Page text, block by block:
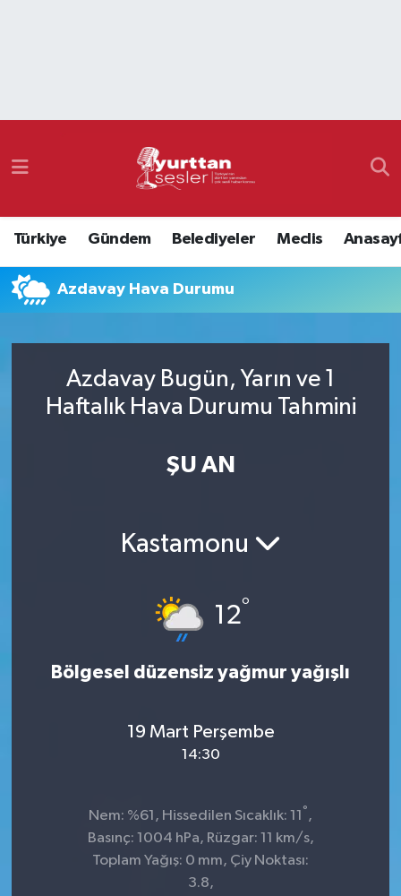
Türkiye Gündem Belediyeler Meclis
Azdavay Hava Durumu
Azdavay Bugün, Yarın ve 1
Haftalık Hava Durumu Tahmini
ŞU AN
Kastamonu
12°
Bölgesel düzensiz yağmur yağışlı
19 Mart Perşembe
14:30
Nem: %61, Hissedilen Sıcaklık: 11 ° ,
Basınç: 1004 hPa, Rüzgar: 11 km/s,
Toplam Yağış: 0 mm, Çiy Noktası:
3.8,
Namaz Vakitleri
Süper Lig Puan Durumu ve Fikstür
Tüm Manşetler
Son Dakika Haberleri
Haber Arşivi